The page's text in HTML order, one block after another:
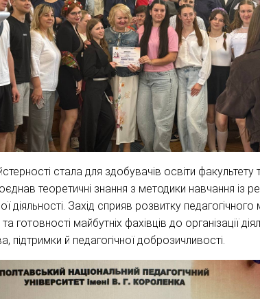
стала для здобувачів освіти факультету
теоретичні знання з методики навчання із
діяльності. Захід сприяв розвитку
готовності майбутніх фахівців до організації
підтримки й педагогічної доброзичливості.